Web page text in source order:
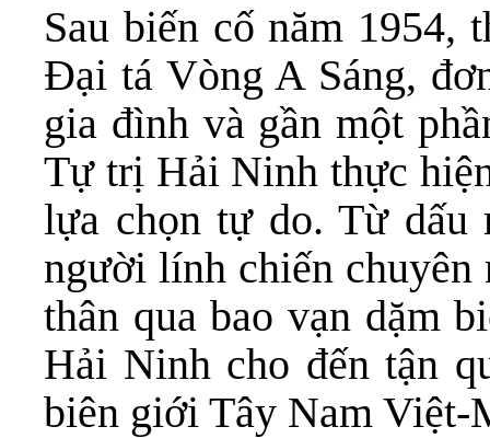
Sau biến cố năm 1954,
Đại tá Vòng A Sáng,
gia đình và gần một
Tự trị Hải Ninh thực
lựa chọn tự do. Từ dấu
người lính chiến
thân qua bao vạn dặm
Hải Ninh cho đến tận
biên giới Tây Nam Việt-